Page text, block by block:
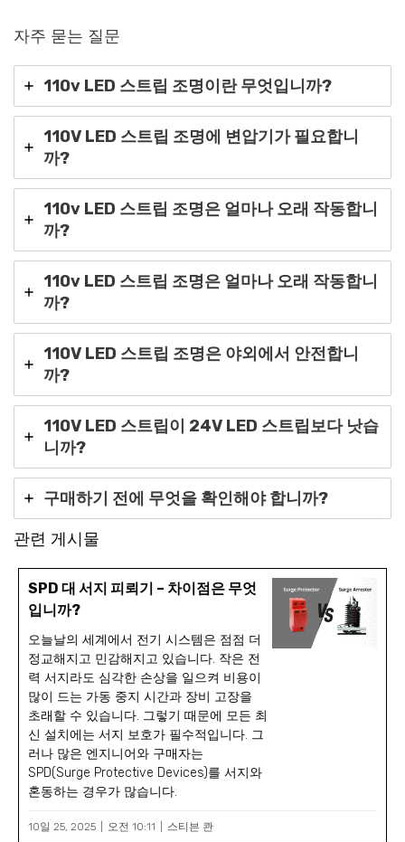
자주 묻는 질문
110v LED 스트립 조명이란 무엇입니까?
110V LED 스트립 조명에 변압기가 필요합니
까?
110v LED 스트립 조명은 얼마나 오래 작동합니
까?
110v LED 스트립 조명은 얼마나 오래 작동합니
까?
110V LED 스트립 조명은 야외에서 안전합니
까?
110V LED 스트립이 24V LED 스트립보다 낫습
니까?
구매하기 전에 무엇을 확인해야 합니까?
관련 게시물
SPD 대 서지 피뢰기 – 차이점은 무엇
입니까?
오늘날의 세계에서 전기 시스템은 점점 더
정교해지고 민감해지고 있습니다. 작은 전
력 서지라도 심각한 손상을 일으켜 비용이
많이 드는 가동 중지 시간과 장비 고장을
초래할 수 있습니다. 그렇기 때문에 모든 최
신 설치에는 서지 보호가 필수적입니다. 그
러나 많은 엔지니어와 구매자는
SPD(Surge Protective Devices)를 서지와
혼동하는 경우가 많습니다.
10일 25, 2025 오전 10:11 스티븐 콴